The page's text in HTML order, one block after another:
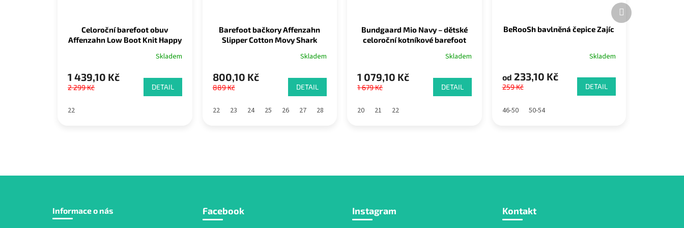
Celoroční barefoot obuv
Affenzahn Low Boot Knit Happy
Skladem
1 439,10 Kč
2 299 Kč DETAIL
22
Barefoot bačkory Affenzahn
Slipper Cotton Movy Shark
Skladem
800,10 Kč
889 Kč DETAIL
22 23 24 25 26 27 28
Bundgaard Mio Navy – dětské
celoroční kotníkové barefoot
Skladem
1 079,10 Kč
1 679 Kč DETAIL
20 21 22
BeRooSh bavlněná čepice Zajíc
Skladem
od 233,10 Kč
259 Kč DETAIL
46-50 50-54
Další
produkt
Informace o nás Facebook Instagram Kontakt